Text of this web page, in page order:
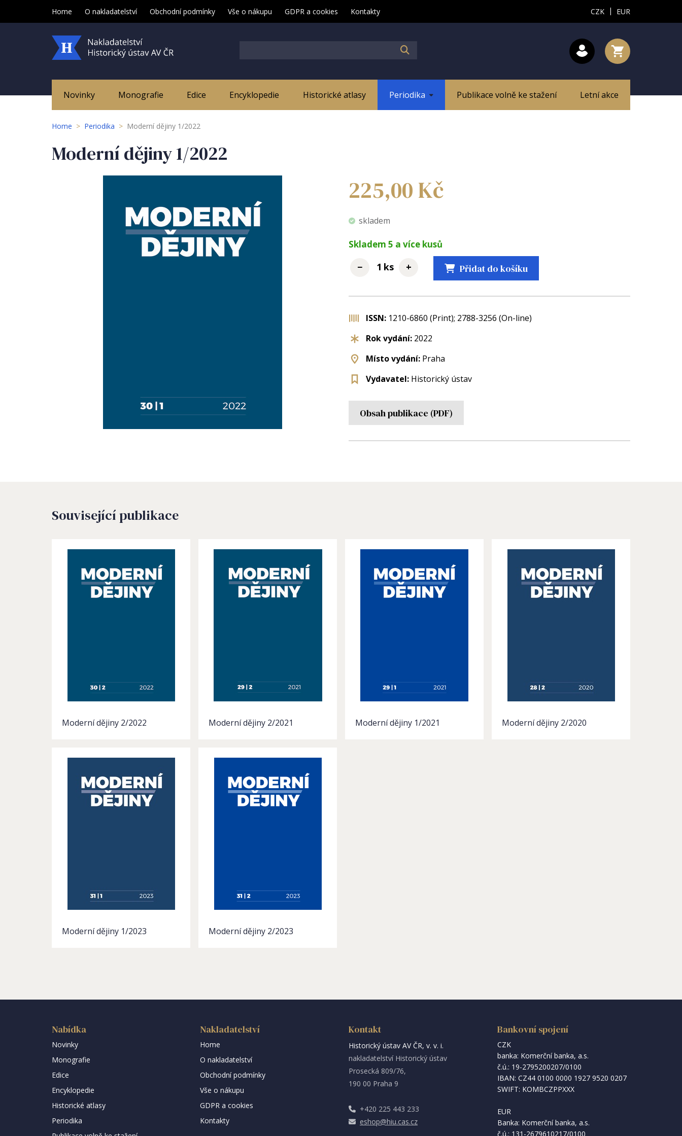
Home O nakladatelství Obchodní podmínky Vše o nákupu GDPR a cookies Kontakty CZK | EUR
Novinky Monografie Edice Encyklopedie Historické atlasy Periodika Publikace volně ke stažení Letní akce
Home > Periodika > Moderní dějiny 1/2022
Moderní dějiny 1/2022
225,00Kč
skladem
Skladem 5 a více kusů
− ks + Přidat do košíku
ISSN: 1210-6860 (Print); 2788-3256 (On-line)
Rok vydání: 2022
Místo vydání: Praha
Vydavatel: Historický ústav
Obsah publikace (PDF)
Související publikace
Moderní dějiny 2/2022 Moderní dějiny 2/2021 Moderní dějiny 1/2021 Moderní dějiny 2/2020
Moderní dějiny 1/2023 Moderní dějiny 2/2023
Nabídka
Novinky
Monografie
Edice
Encyklopedie
Historické atlasy
Periodika
Nakladatelství
Home
O nakladatelství
Obchodní podmínky
Vše o nákupu
GDPR a cookies
Kontakty
Kontakt
Historický ústav AV ČR, v. v. i.
nakladatelství Historický ústav
Prosecká 809/76,
190 00 Praha 9
+420 225 443 233
eshop@hiu.cas.cz
Bankovní spojení
CZK
banka: Komerční banka, a.s.
č.ú.: 19-2795200207/0100
IBAN: CZ44 0100 0000 1927 9520 0207
SWIFT: KOMBCZPPXXX
EUR
Banka: Komerční banka, a.s.
č.ú.: 131-2679610217/0100